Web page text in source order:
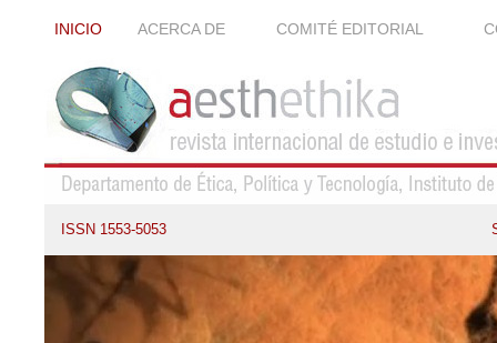
INICIO ACERCA DE COMITÉ EDITORIAL
ISSN 1553-5053